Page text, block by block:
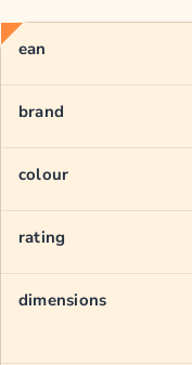
ean
brand
colour
rating
dimensions